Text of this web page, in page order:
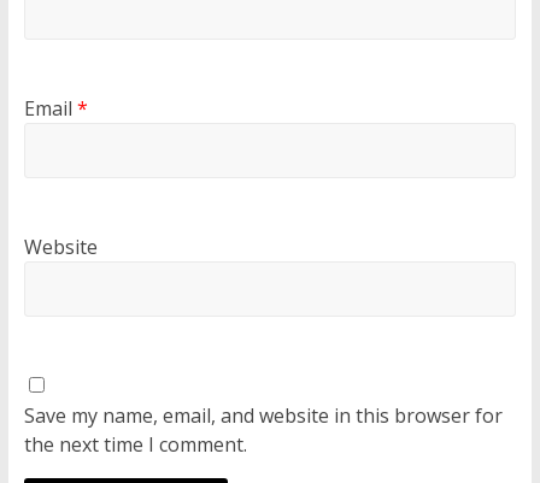
Email *
Website
Save my name, email, and website in this browser for
the next time I comment.